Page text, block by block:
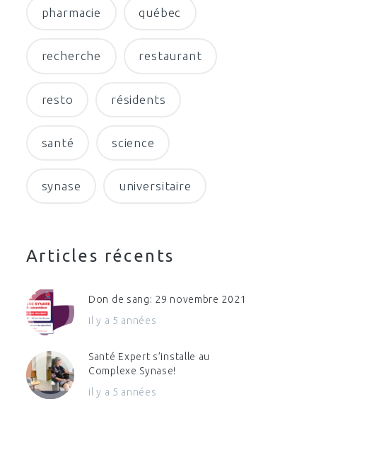
pharmacie québec
recherche restaurant
resto résidents
santé science
synase universitaire
Articles récents
Don de sang: 29 novembre 2021
il y a 5 années
Santé Expert s’installe au
Complexe Synase!
il y a 5 années